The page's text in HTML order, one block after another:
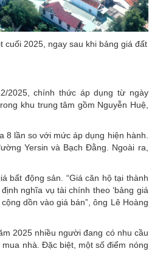
2025, ngay sau khi bảng giá đất
2025, chính thức áp dụng từ ngày
khu trung tâm gồm Nguyễn Huệ,
lần so với mức áp dụng hiện hành.
Yersin và Bạch Đằng. Ngoài ra,
bất động sản. “Giá căn hộ tại thành
nghĩa vụ tài chính theo ‘bảng giá
dồn vào giá bán”, ông Lê Hoàng
2025 nhiều người đang có nhu cầu
nhà. Đặc biệt, một số điểm nóng